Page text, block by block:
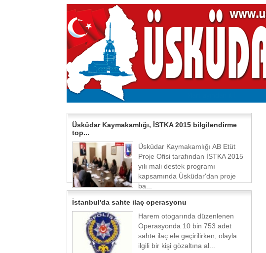
Üsküdar Kaymakamlığı, İSTKA 2015 bilgilendirme
top...
Üsküdar Kaymakamlığı AB Etüt
Proje Ofisi tarafından İSTKA 2015
yılı mali destek programı
kapsamında Üsküdar'dan proje
ba...
İstanbul'da sahte ilaç operasyonu
Harem otogarında düzenlenen
Operasyonda 10 bin 753 adet
sahte ilaç ele geçirilirken, olayla
ilgili bir kişi gözaltına al...